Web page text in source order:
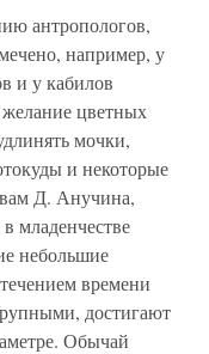
антропологов,
например, у
и у кабилов
цветных
мочки,
и некоторые
Д. Анучина,
младенчестве
небольшие
времени
достигают
Обычай